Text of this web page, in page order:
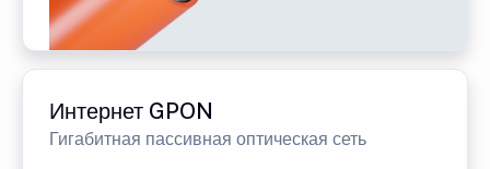
Интернет GPON
Гигабитная пассивная оптическая сеть